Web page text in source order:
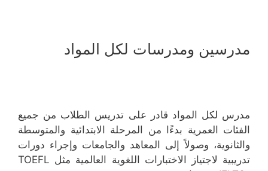
مدرسين ومدرسات لكل المواد
مدرس لكل المواد قادر على تدريس الطلاب من جميع
الفئات العمرية بدءًا من المرحلة الابتدائية والمتوسطة
والثانوية، وصولاً إلى المعاهد والجامعات وإجراء دورات
تدريبية لاجتياز الاختبارات اللغوية العالمية مثل TOEFL